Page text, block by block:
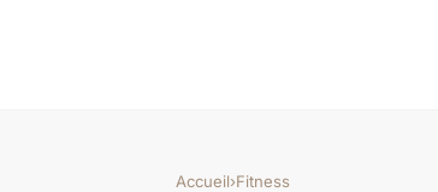
Accueil›Fitness